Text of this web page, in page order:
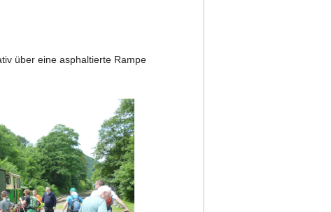
über eine asphaltierte Rampe